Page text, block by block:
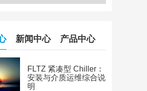
新闻中心 产品中心
FLTZ 紧凑型 Chiller：
安装与介质运维综合说
明